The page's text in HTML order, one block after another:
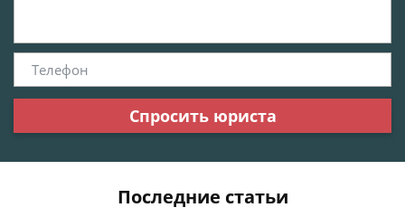
Спросить юриста
Последние статьи